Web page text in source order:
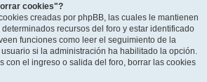
cookies"?
creadas por phpBB, las cuales le mantienen
recursos del foro y estar identificado
funciones como leer el seguimiento de la
si la administración ha habilitado la opción.
con el ingreso o salida del foro, borrar las cookies